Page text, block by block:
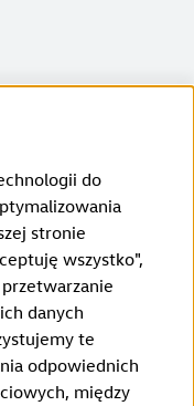
GmbH
członkowskich
członkowskich
Islandii i
dzięki połączeniu
do
stronie
wszystko",
danych
te
odpowiednich
między